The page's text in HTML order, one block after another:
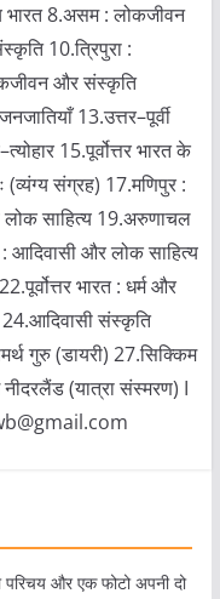
भारत 8.असम : लोकजीवन
10.त्रिपुरा :
और संस्कृति
13.उत्तर–पूर्वी
15.पूर्वोत्तर भारत के
संग्रह) 17.मणिपुर :
लोक साहित्य 19.अरुणाचल
और लोक साहित्य
भारत : धर्म और
24.आदिवासी संस्कृति
गुरु (डायरी) 27.सिक्किम
(यात्रा संस्मरण) I
और एक फोटो अपनी दो